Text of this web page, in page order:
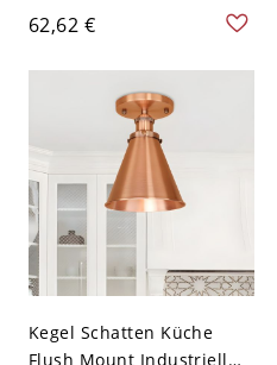
Metall Kupfer Finish
Halbmontage Flush Licht
62,62 €
Kegel Schatten Küche
Flush Mount Industriell